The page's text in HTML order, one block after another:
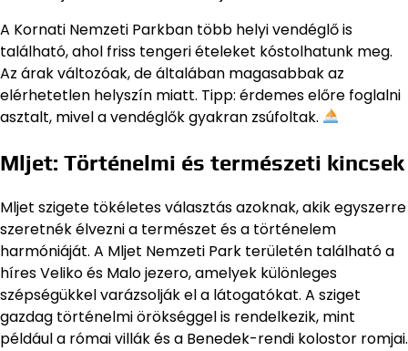
A Kornati Nemzeti Parkban több helyi vendéglő is
található, ahol friss tengeri ételeket kóstolhatunk meg.
Az árak változóak, de általában magasabbak az
elérhetetlen helyszín miatt. Tipp: érdemes előre foglalni
asztalt, mivel a vendéglők gyakran zsúfoltak.
Mljet: Történelmi és természeti kincsek
Mljet szigete tökéletes választás azoknak, akik egyszerre
szeretnék élvezni a természet és a történelem
harmóniáját. A Mljet Nemzeti Park területén található a
híres Veliko és Malo jezero, amelyek különleges
szépségükkel varázsolják el a látogatókat. A sziget
gazdag történelmi örökséggel is rendelkezik, mint
például a római villák és a Benedek-rendi kolostor romjai.